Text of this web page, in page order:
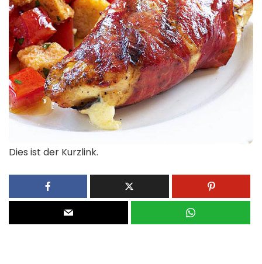
Dies ist der Kurzlink.